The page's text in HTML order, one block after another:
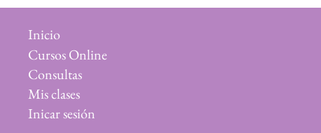
Inicio
Cursos Online
Consultas
Mis clases
Inicar sesión